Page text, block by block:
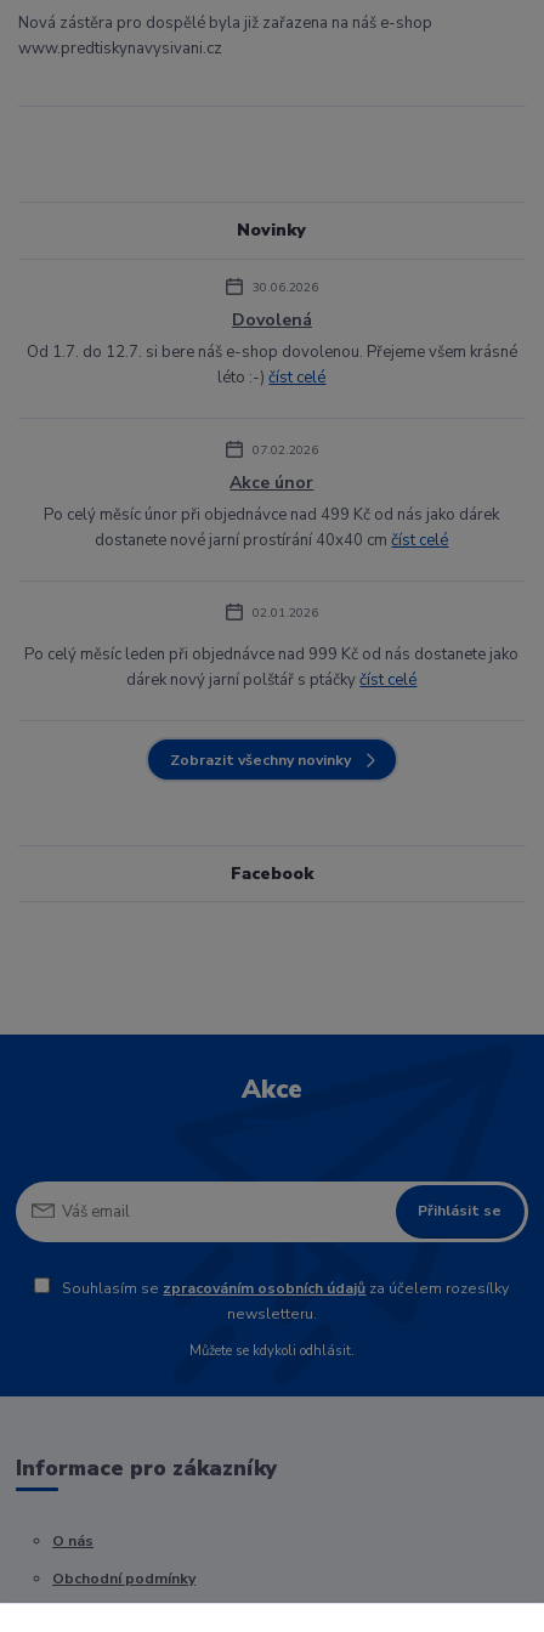
Novinky
30.06.2026
Dovolená
Od 1.7. do 12.7. si bere náš e-shop dovolenou. Přejeme všem krásné
léto :-)číst celé
07.02.2026
Akce únor
Po celý měsíc únor při objednávce nad 499 Kč od nás jako dárek
dostanete nové jarní prostírání 40x40 cmčíst celé
02.01.2026
Po celý měsíc leden při objednávce nad 999 Kč od nás dostanete jako
dárek nový jarní polštář s ptáčkyčíst celé
Zobrazit všechny novinky
Facebook
Nová zástěra pro dospělé byla již zařazena na náš e-shop
www.predtiskynavysivani.cz
Akce
Přihlásit se
Souhlasím se zpracováním osobních údajů za účelem rozesílky
newsletteru.
Můžete se kdykoli odhlásit.
Informace pro zákazníky
O nás
Obchodní podmínky